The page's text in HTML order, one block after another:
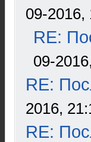
09-2016,
RE:
09-
RE:
2016,
RE: